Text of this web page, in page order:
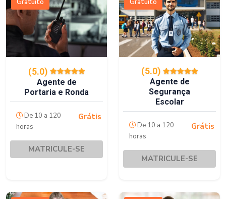
Gratuito
(5.0)
Agente de
Portaria e Ronda
De 10 a 120
horas
Grátis
MATRICULE-SE
Gratuito
(5.0)
Agente de
Segurança
Escolar
De 10 a 120
horas
Grátis
MATRICULE-SE